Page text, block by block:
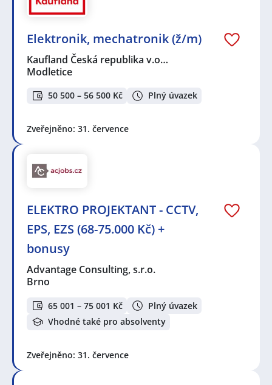
Elektronik, mechatronik (ž/m)
Kaufland Česká republika v.o…
Modletice
50 500 – 56 500 Kč Plný úvazek
Zveřejněno: 31. července
ELEKTRO PROJEKTANT - CCTV,
EPS, EZS (68-75.000 Kč) +
bonusy
Advantage Consulting, s.r.o.
Brno
65 001 – 75 001 Kč
Plný úvazek
Vhodné také pro absolventy
Zveřejněno: 31. července